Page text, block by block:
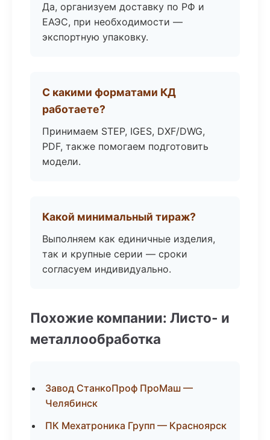
Да, организуем доставку по РФ и
ЕАЭС, при необходимости —
экспортную упаковку.
С какими форматами КД
работаете?
Принимаем STEP, IGES, DXF/DWG,
PDF, также помогаем подготовить
модели.
Какой минимальный тираж?
Выполняем как единичные изделия,
так и крупные серии — сроки
согласуем индивидуально.
Похожие компании: Листо- и
металлообработка
Завод СтанкоПроф ПроМаш —
Челябинск
ПК Мехатроника Групп — Красноярск